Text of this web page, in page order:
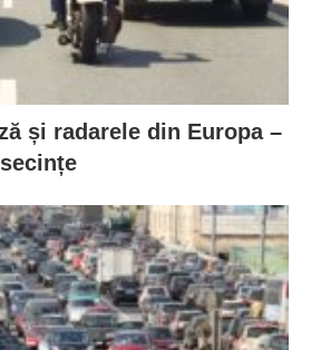
și radarele din Europa –